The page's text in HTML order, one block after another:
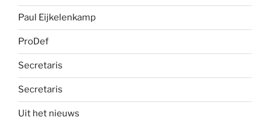
Paul Eijkelenkamp
ProDef
Secretaris
Secretaris
Uit het nieuws